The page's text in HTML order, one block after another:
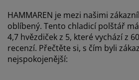
HAMMAREN je mezi našimi
oblíbený. Tento chladicí polštář
4,7 hvězdiček z 5, které vychází z
recenzí. Přečtěte si, s čím byli
nejspokojenější: